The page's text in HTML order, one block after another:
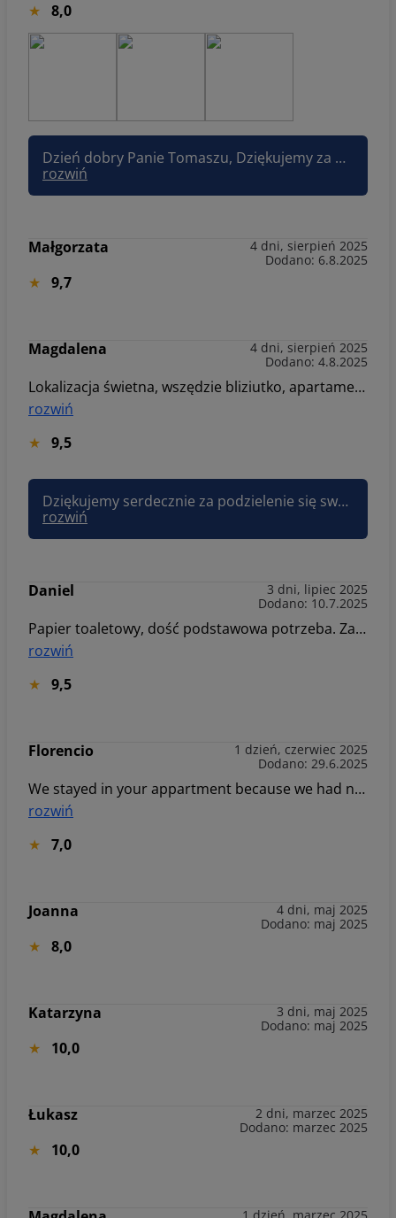
8,0
Dzień dobry Panie Tomaszu, Dziękujemy za podzielenie się swoją opinią – bardzo nam przykro, że tym razem pobyt nie spełnił Pańskich oczekiwań. Przepraszamy za niedogodności, które Pan napotkał – brak pilota, stan sofy, czystość łazienki oraz niekoszona trawa to kwestie, które nie powinny mieć miejsca. Pańska opinia została już przekazana do odpowiednich działów, abyśmy mogli jak najszybciej podjąć działania naprawcze i zadbać o standard, który nasi Goście słusznie oczekują. Doceniamy, że mimo rozczarowania zdecydował się Pan nas poinformować – każda uwaga jest dla nas bardzo cenna i pomaga nam się rozwijać. Mamy nadzieję, że w przyszłości będziemy mieli okazję pokazać, że potrafimy zadbać o komfort naszych Gości na najwyższym poziomie. Pozdrawiam, Joanna Sun&Snow
rozwiń
Małgorzata
4 dni, sierpień 2025
Dodano: 6.8.2025
9,7
Magdalena
4 dni, sierpień 2025
Dodano: 4.8.2025
Lokalizacja świetna, wszędzie bliziutko, apartament bardzo przestronny i ogólnie wszystko na swoim miejscu, jedyny minus był taki że w salonie przy suficie wszędzie wisiały pajęczyny wraz z pająkami. Przydał by się też odkurzacz bo po plażowaniu trzeba było zamiatać chyba z 10 razy, a przy małych dzieciach człowiek nie nadąża. Specjalnie wybraliśmy też apartament z dostępem do sali zabaw, którą niestety oceniamy na duży minus, ponieważ poza bilardem i piłkarzykami, którymi mogą się zająć starsze dzieci to dla maluchów nie było nic. Dzieci niestety niezadowolone. Jeżeli będzie okazja to z pewnością wrócimy. Pozdrawiam
rozwiń
9,5
Dziękujemy serdecznie za podzielenie się swoją opinią i cennymi uwagami. Bardzo się cieszymy, że lokalizacja oraz przestronność apartamentu spełniły Państwa oczekiwania – to dla nas ogromna radość. Jednocześnie bardzo przepraszamy za niedogodności związane z czystością salonu oraz brakiem odkurzacza – już przekazaliśmy te uwagi naszemu zespołowi sprzątającemu, aby podobne sytuacje nie miały miejsca w przyszłości. Dziękujemy również za spostrzeżenia dotyczące sali zabaw – rozumiemy, jak ważne jest, aby najmłodsi goście również mieli zapewnione atrakcje dostosowane do ich wieku. Pracujemy nad ulepszeniem tej przestrzeni, by była bardziej przyjazna dla dzieci w różnym wieku. Cieszymy się, że mimo tych niedociągnięć rozważają Państwo ponowny pobyt – będzie nam bardzo miło gościć Państwa ponownie i zapewnić jeszcze lepsze warunki. Pozdrawiam, Joanna Sun&Snow
rozwiń
Daniel
3 dni, lipiec 2025
Dodano: 10.7.2025
Papier toaletowy, dość podstawowa potrzeba. Zauważyłem, że bez względu na ilość osób, zawsze są tylko 2/3 rolki. Dokonując rezerwacji byłem przekonany po zdjęciach, że mamy dostęp do placu zabaw oraz pogramy w bilard. Niestety okazało się, że jest to ulokowane w innym budynku... Wiem, że o odmętach opisu było to zawarte, ale zdjęcia były trochę mylące. Rezerwuje wyjazd wakacyjny, a nie podpisuje umowę kredytową, więc fajnie jakby było to bardziej czytelnie przedstawione. Możliwe, że wybralibyśmy inny apartament - w naszym był dostęp do sauny, z której nikt nie korzystał.
rozwiń
9,5
Florencio
1 dzień, czerwiec 2025
Dodano: 29.6.2025
We stayed in your appartment because we had no choice. We were double booked and you did not cancel this reservation. You are not honest since you cancelled our reservation thru booking twice claiming that our credit card was declined and rising the price by 200 euros each time….not honest at all. You did the same to our friends…And then you charged the card without any notification. We did not we had the booking. We had an awfull experience with this booking.
rozwiń
7,0
Joanna
4 dni, maj 2025
Dodano: maj 2025
8,0
Katarzyna
3 dni, maj 2025
Dodano: maj 2025
10,0
Łukasz
2 dni, marzec 2025
Dodano: marzec 2025
10,0
1 dzień, marzec 2025